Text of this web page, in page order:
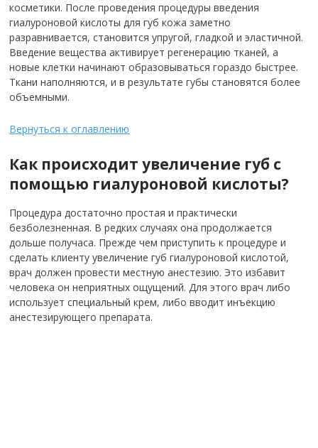
косметики. После проведения процедуры введения
гиалуроновой кислоты для губ кожа заметно
разравнивается, становится упругой, гладкой и эластичной.
Введение вещества активирует регенерацию тканей, а
новые клетки начинают образовываться гораздо быстрее.
Ткани наполняются, и в результате губы становятся более
объемными.
Вернуться к оглавлению
Как происходит увеличение губ с
помощью гиалуроновой кислоты?
Процедура достаточно простая и практически
безболезненная. В редких случаях она продолжается
дольше получаса. Прежде чем приступить к процедуре и
сделать клиенту увеличение губ гиалуроновой кислотой,
врач должен провести местную анестезию. Это избавит
человека он неприятных ощущений. Для этого врач либо
использует специальный крем, либо вводит инъекцию
анестезирующего препарата.